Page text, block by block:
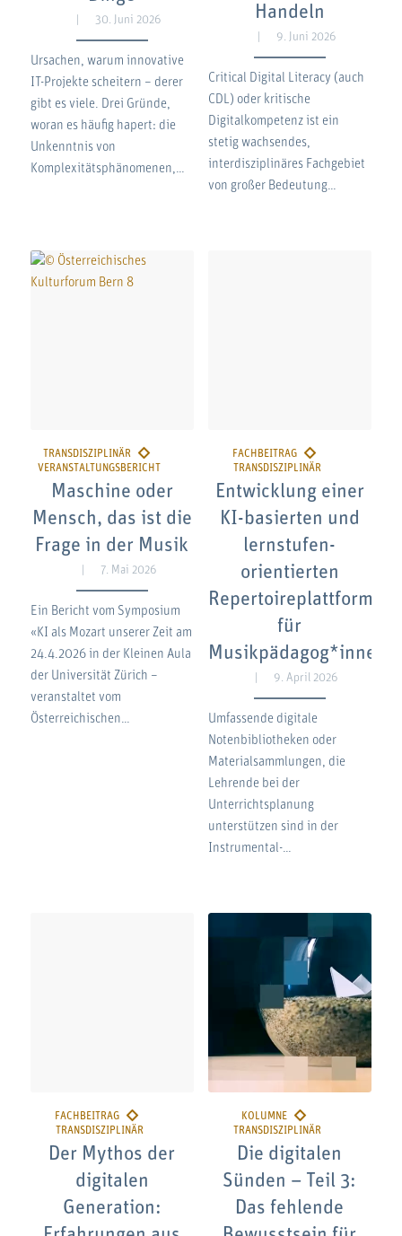
30. Juni 2026
Ursachen, warum innovative
IT-Projekte scheitern – derer
gibt es viele. Drei Gründe,
woran es häufig hapert: die
Unkenntnis von
Komplexitätsphänomenen,…
Handeln
9. Juni 2026
Critical Digital Literacy (auch
CDL) oder kritische
Digitalkompetenz ist ein
stetig wachsendes,
interdisziplinäres Fachgebiet
von großer Bedeutung…
Maschine oder
Mensch, das ist die
Frage in der Musik
7. Mai 2026
Ein Bericht vom Symposium
«KI als Mozart unserer Zeit am
24.4.2026 in der Kleinen Aula
der Universität Zürich –
veranstaltet vom
Österreichischen…
Entwicklung einer
KI-basierten und
lernstufen-
orientierten
Repertoireplattform
für
Musikpädagog*innen
9. April 2026
Umfassende digitale
Notenbibliotheken oder
Materialsammlungen, die
Lehrende bei der
Unterrichtsplanung
unterstützen sind in der
Instrumental-…
Der Mythos der
digitalen
Generation:
Die digitalen
Sünden – Teil 3:
Das fehlende